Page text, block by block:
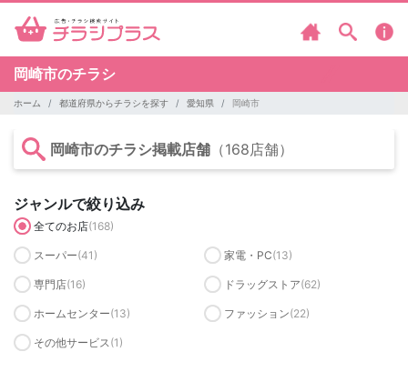
岡崎市のチラシ
ホーム 都道府県からチラシを探す 愛知県 岡崎市
岡崎市のチラシ掲載店舗 （168店舗）
ジャンルで絞り込み
全てのお店(168)
スーパー(41) 家電・PC(13)
専門店(16) ドラッグストア(62)
ホームセンター(13) ファッション(22)
その他サービス (1)